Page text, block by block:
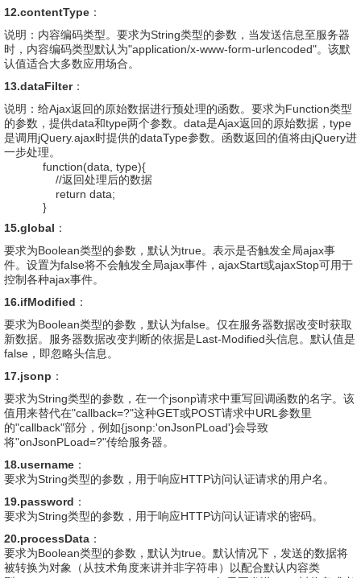
12.contentType ：
说明：内容编码类型。要求为String类型的参数，当发送信息至服务器
时，内容编码类型默认为"application/x-www-form-urlencoded"。该默
认值适合大多数应用场合。
13.dataFilter：
说明：给Ajax返回的原始数据进行预处理的函数。要求为Function类型
的参数，提供data和type两个参数。data是Ajax返回的原始数据，type
是调用jQuery.ajax时提供的dataType参数。函数返回的值将由jQuery进
一步处理。
function(data, type){
//返回处理后的数据
return data;
}
15.global ：
要求为Boolean类型的参数，默认为true。表示是否触发全局ajax事
件。设置为false将不会触发全局ajax事件，ajaxStart或ajaxStop可用于
控制各种ajax事件。
16.ifModified ：
要求为Boolean类型的参数，默认为false。仅在服务器数据改变时获取
新数据。服务器数据改变判断的依据是Last-Modified头信息。默认值是
false，即忽略头信息。
17.jsonp ：
要求为String类型的参数，在一个jsonp请求中重写回调函数的名字。该
值用来替代在"callback=?"这种GET或POST请求中URL参数里
的"callback"部分，例如{jsonp:'onJsonPLoad'}会导致
将"onJsonPLoad=?"传给服务器。
18.username ：
要求为String类型的参数，用于响应HTTP访问认证请求的用户名。
19.password ：
要求为String类型的参数，用于响应HTTP访问认证请求的密码。
20.processData ：
要求为Boolean类型的参数，默认为true。默认情况下，发送的数据将
被转换为对象（从技术角度来讲并非字符串）以配合默认内容类